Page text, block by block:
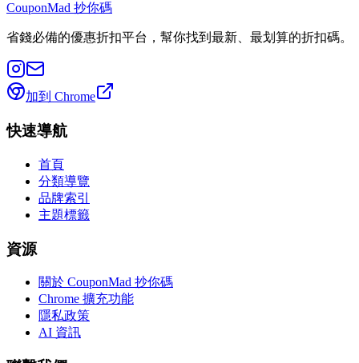
CouponMad 抄你碼
省錢必備的優惠折扣平台，幫你找到最新、最划算的折扣碼。
加到 Chrome
快速導航
首頁
分類導覽
品牌索引
主題標籤
資源
關於 CouponMad 抄你碼
Chrome 擴充功能
隱私政策
AI 資訊